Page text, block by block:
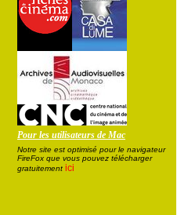
Pour les utilisateurs de Mac
Notre site est optimisé pour le navigateur
FireFox que vous pouvez télécharger
gratuitement ici